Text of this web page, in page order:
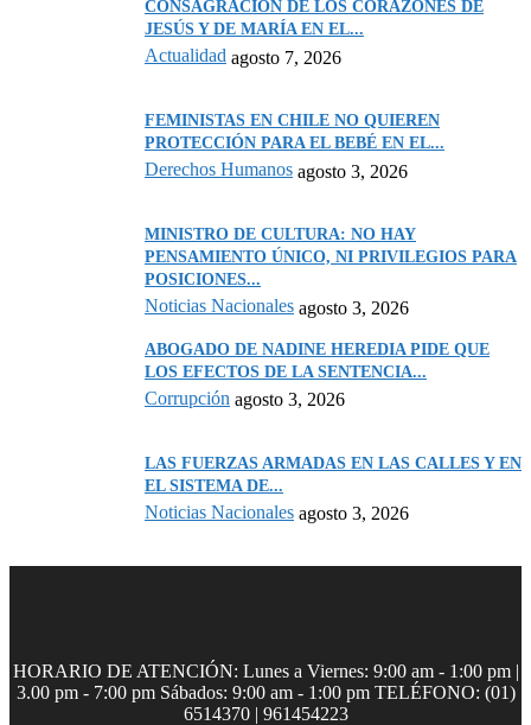
CONSAGRACIÓN DE LOS CORAZONES DE
JESÚS Y DE MARÍA EN EL...
Actualidad agosto 7, 2026
FEMINISTAS EN CHILE NO QUIEREN
PROTECCIÓN PARA EL BEBÉ EN EL...
Derechos Humanos agosto 3, 2026
MINISTRO DE CULTURA: NO HAY
PENSAMIENTO ÚNICO, NI PRIVILEGIOS PARA
POSICIONES...
Noticias Nacionales agosto 3, 2026
ABOGADO DE NADINE HEREDIA PIDE QUE
LOS EFECTOS DE LA SENTENCIA...
Corrupción agosto 3, 2026
LAS FUERZAS ARMADAS EN LAS CALLES Y EN
EL SISTEMA DE...
Noticias Nacionales agosto 3, 2026
HORARIO DE ATENCIÓN: Lunes a Viernes: 9:00 am - 1:00 pm |
3.00 pm - 7:00 pm Sábados: 9:00 am - 1:00 pm TELÉFONO: (01)
6514370 | 961454223